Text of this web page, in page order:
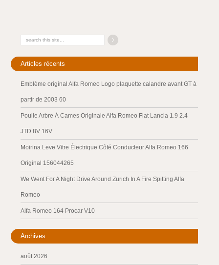
Articles récents
Emblème original Alfa Romeo Logo plaquette calandre avant GT à
partir de 2003 60
Poulie Arbre À Cames Originale Alfa Romeo Fiat Lancia 1.9 2.4
JTD 8V 16V
Moirina Leve Vitre Électrique Côté Conducteur Alfa Romeo 166
Original 156044265
We Went For A Night Drive Around Zurich In A Fire Spitting Alfa
Romeo
Alfa Romeo 164 Procar V10
Archives
août 2026